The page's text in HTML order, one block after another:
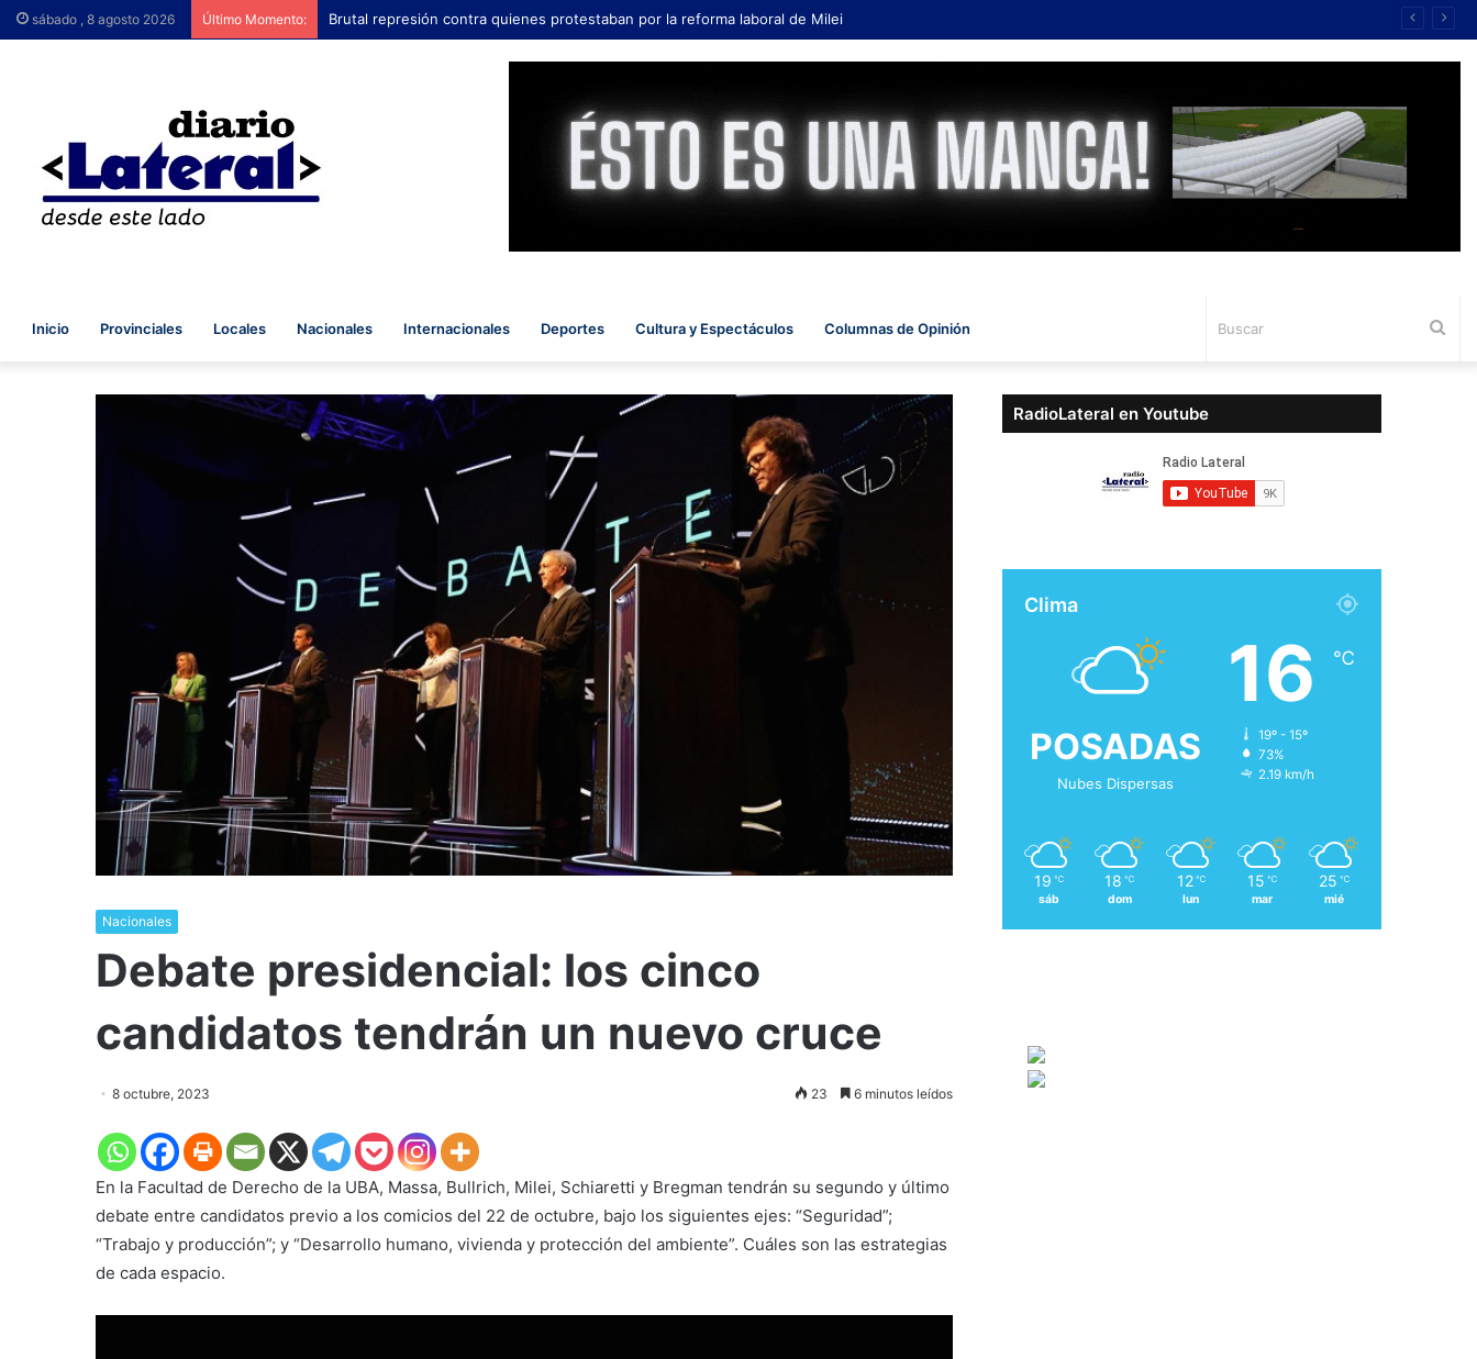
sábado , 8 agosto 2026 Último Momento: Brutal represión contra quienes protestaban por la reforma laboral de Milei
Inicio Provinciales Locales Nacionales Internacionales Deportes Cultura y Espectáculos Columnas de Opinión
Nacionales
Debate presidencial: los cinco
candidatos tendrán un nuevo cruce
8 octubre, 2023 23 6 minutos leídos
En la Facultad de Derecho de la UBA, Massa, Bullrich, Milei, Schiaretti y Bregman tendrán su segundo y último
debate entre candidatos previo a los comicios del 22 de octubre, bajo los siguientes ejes: “Seguridad”;
“Trabajo y producción”; y “Desarrollo humano, vivienda y protección del ambiente”. Cuáles son las estrategias
de cada espacio.
RadioLateral en Youtube
Clima
POSADAS
Nubes Dispersas
16 ℃
19º - 15º
73%
2.19 km/h
19 ℃
sáb
18 ℃
dom
12 ℃
lun
15 ℃
mar
25 ℃
mié